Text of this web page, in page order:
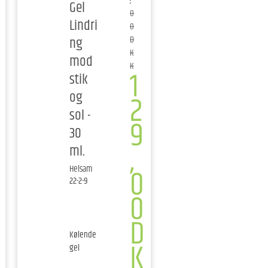
Gel
Lindri
ng
mod
stik
og
sol -
30
ml.
Helsam
22-2-9
Kølende
gel
0
0
D
K
K
1
2
9
,
0
0
D